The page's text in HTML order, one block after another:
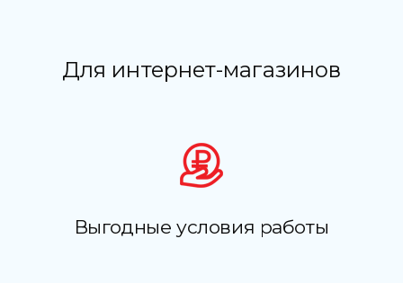
Для интернет-магазинов
Выгодные условия работы